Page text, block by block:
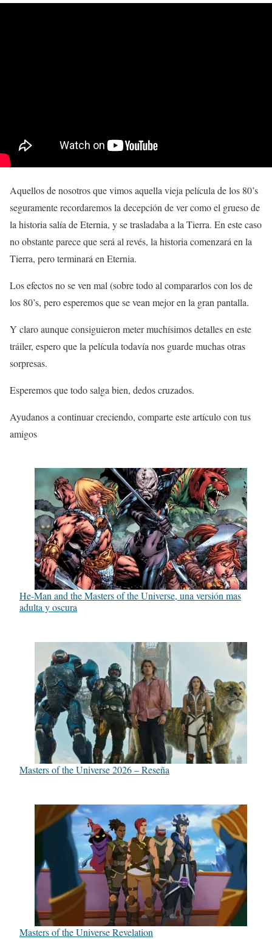
Aquellos de nosotros que vimos aquella vieja película de los 80’s
seguramente recordaremos la decepción de ver como el grueso de
la historia salía de Eternia, y se trasladaba a la Tierra. En este caso
no obstante parece que será al revés, la historia comenzará en la
Tierra, pero terminará en Eternia.
Los efectos no se ven mal (sobre todo al compararlos con los de
los 80’s, pero esperemos que se vean mejor en la gran pantalla.
Y claro aunque consiguieron meter muchísimos detalles en este
tráiler, espero que la película todavía nos guarde muchas otras
sorpresas.
Esperemos que todo salga bien, dedos cruzados.
Ayudanos a continuar creciendo, comparte este artículo con tus
amigos
He-Man and the Masters of the Universe, una versión mas
adulta y oscura
Masters of the Universe 2026 – Reseña
Masters of the Universe Revelation